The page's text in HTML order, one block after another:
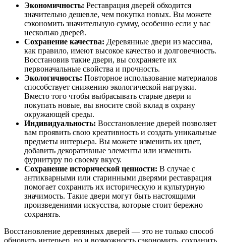
Экономичность: Реставрация дверей обходится
значительно дешевле, чем покупка новых. Вы можете
сэкономить значительную сумму, особенно если у вас
несколько дверей.
Сохранение качества: Деревянные двери из массива,
как правило, имеют высокое качество и долговечность.
Восстановив такие двери, вы сохраняете их
первоначальные свойства и прочность.
Экологичность: Повторное использование материалов
способствует снижению экологической нагрузки.
Вместо того чтобы выбрасывать старые двери и
покупать новые, вы вносите свой вклад в охрану
окружающей среды.
Индивидуальность: Восстановление дверей позволяет
вам проявить свою креативность и создать уникальные
предметы интерьера. Вы можете изменить их цвет,
добавить декоративные элементы или изменить
фурнитуру по своему вкусу.
Сохранение исторической ценности: В случае с
антикварными или старинными дверями реставрация
помогает сохранить их историческую и культурную
значимость. Такие двери могут быть настоящими
произведениями искусства, которые стоит бережно
сохранять.
Восстановление деревянных дверей — это не только способ
обновить интерьер, но и возможность сэкономить, сохранить